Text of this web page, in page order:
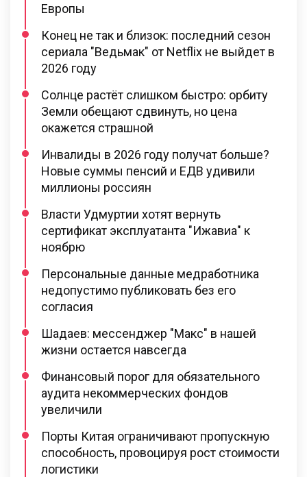
Европы
Конец не так и близок: последний сезон
сериала "Ведьмак" от Netflix не выйдет в
2026 году
Солнце растёт слишком быстро: орбиту
Земли обещают сдвинуть, но цена
окажется страшной
Инвалиды в 2026 году получат больше?
Новые суммы пенсий и ЕДВ удивили
миллионы россиян
Власти Удмуртии хотят вернуть
сертификат эксплуатанта "Ижавиа" к
ноябрю
Персональные данные медработника
недопустимо публиковать без его
согласия
Шадаев: мессенджер "Макс" в нашей
жизни остается навсегда
Финансовый порог для обязательного
аудита некоммерческих фондов
увеличили
Порты Китая ограничивают пропускную
способность, провоцируя рост стоимости
логистики